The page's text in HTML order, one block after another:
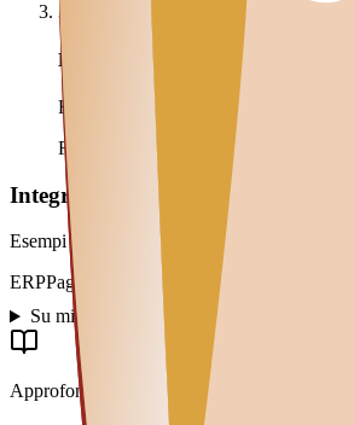
3
Evoluzione pagamenti, logistica e
Roadmap
Roadmap progressiva su pagamenti,
Integrazioni tipiche
Esempi frequenti nei progetti di questo tipo,
ERPPagamenti Spedizioni Catalogo/PIM
Su misura vs standard
Approfondimento